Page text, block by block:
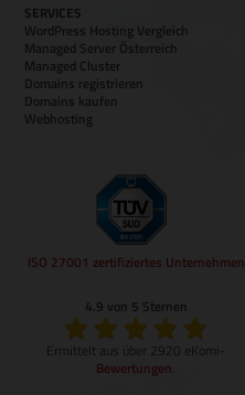
SERVICES
WordPress Hosting Vergleich
Managed Server Österreich
Managed Cluster
Domains registrieren
Domains kaufen
Webhosting
ISO 27001 zertifiziertes Unternehmen
4.9 von 5 Sternen
Ermittelt aus über 2920 eKomi-
Bewertungen